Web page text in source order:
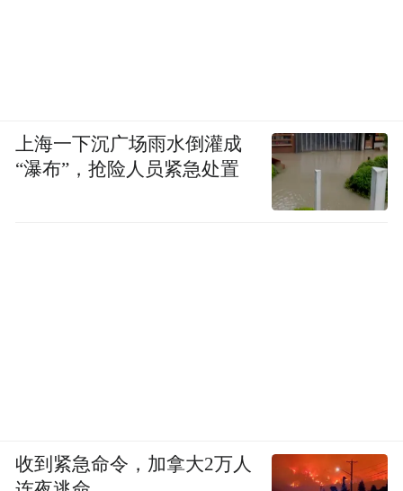
上海一下沉广场雨水倒灌成
“瀑布”，抢险人员紧急处置
收到紧急命令，加拿大2万人